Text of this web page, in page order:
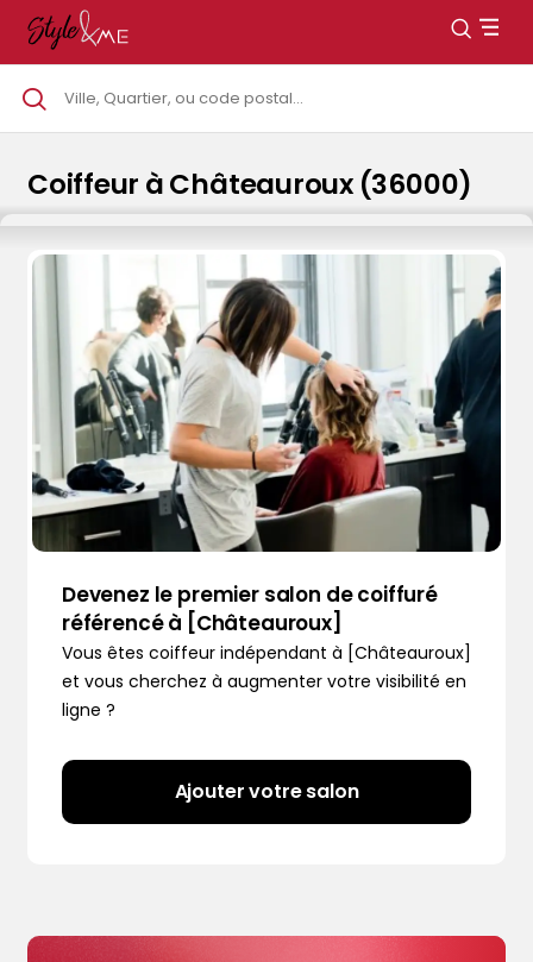
Coiffeur à Châteauroux (36000)
Devenez le premier salon de coiffuré
référencé à [Châteauroux]
Vous êtes coiffeur indépendant à [Châteauroux]
et vous cherchez à augmenter votre visibilité en
ligne ?
Ajouter votre salon